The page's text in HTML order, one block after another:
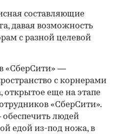
составляющие
давая возможность
с разной целевой
«СберСити» —
с корнерами
открытое еще на этапе
«СберСити».
людей
едой из-под ножа, в